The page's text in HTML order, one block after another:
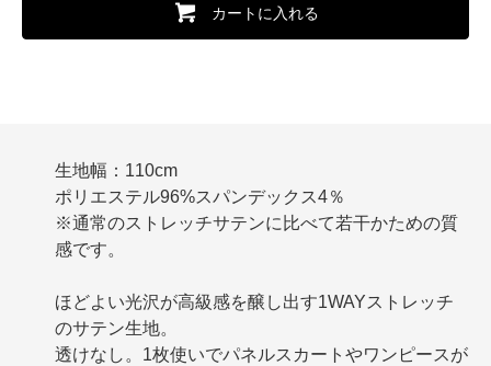
カートに入れる
生地幅：110cm
ポリエステル96%スパンデックス4％
※通常のストレッチサテンに比べて若干かための質
感です。
ほどよい光沢が高級感を醸し出す1WAYストレッチ
のサテン生地。
透けなし。1枚使いでパネルスカートやワンピースが